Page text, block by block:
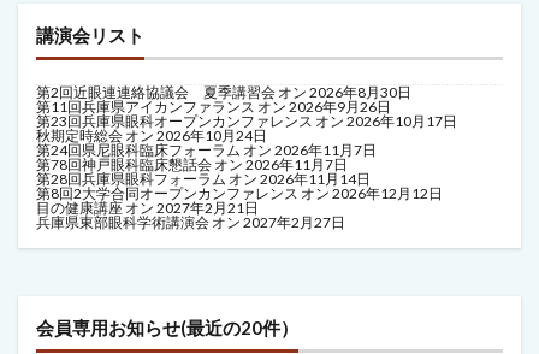
講演会リスト
第2回近眼連連絡協議会 夏季講習会 オン 2026年8月30日
第11回兵庫県アイカンファランス オン 2026年9月26日
第23回兵庫県眼科オープンカンファレンス オン 2026年10月17日
秋期定時総会 オン 2026年10月24日
第24回県尼眼科臨床フォーラム オン 2026年11月7日
第78回神戸眼科臨床懇話会 オン 2026年11月7日
第28回兵庫県眼科フォーラム オン 2026年11月14日
第8回2大学合同オープンカンファレンス オン 2026年12月12日
目の健康講座 オン 2027年2月21日
兵庫県東部眼科学術講演会 オン 2027年2月27日
会員専用お知らせ(最近の20件）